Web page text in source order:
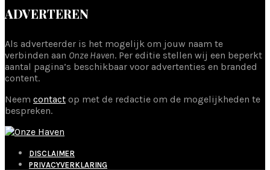
ADVERTEREN
Als adverteerder is het mogelijk om jouw naam te
verbinden aan Onze Haven. Per editie stellen wij een beperkt
aantal pagina’s beschikbaar voor advertenties en branded
content.
Neem contact op met de redactie om de mogelijkheden te
bespreken.
DISCLAIMER
PRIVACYVERKLARING